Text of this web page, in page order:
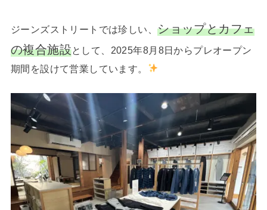
ジーンズストリートでは珍しい、ショップとカフェ
の複合施設として、2025年8月8日からプレオープン
期間を設けて営業しています。